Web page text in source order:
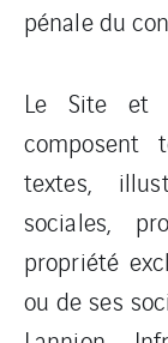
pénale du
Le Site et
composent
textes,
sociales,
propriété
ou de ses